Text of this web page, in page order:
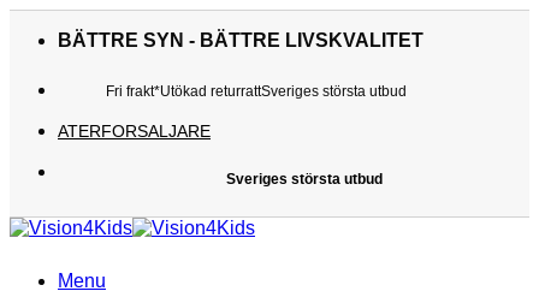
BÄTTRE SYN - BÄTTRE LIVSKVALITET
Fri frakt*Utökad returrattSveriges största utbud
ATERFORSALJARE
Sveriges största utbud
Menu